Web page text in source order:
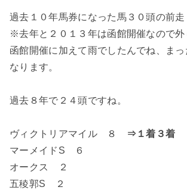
過去１０年馬券になった馬３０頭の前走
※去年と２０１３年は函館開催なので外
函館開催に加えて雨でしたんでね、ま
なります。
過去８年で２４頭ですね。
ヴィクトリアマイル ８
⇒１着３着
マーメイドS ６
オークス ２
五稜郭S ２